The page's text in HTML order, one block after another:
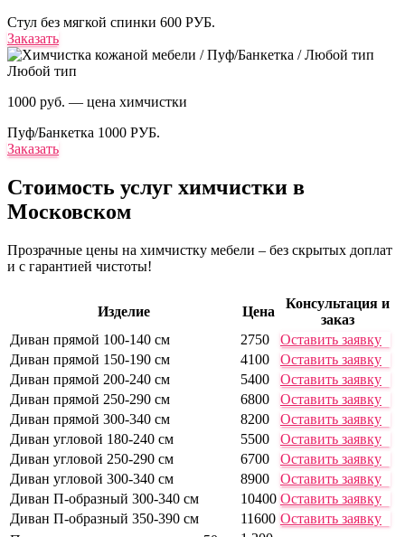
Стул без мягкой спинки 600 РУБ.
Заказать
Любой тип
1000 руб. — цена химчистки
Пуф/Банкетка 1000 РУБ.
Заказать
Стоимость услуг химчистки в
Московском
Прозрачные цены на химчистку мебели – без скрытых доплат
и с гарантией чистоты!
Изделие Цена
Консультация и
заказ
Диван прямой 100-140 см
2750
Оставить заявку
Диван прямой 150-190 см
4100
Оставить заявку
Диван прямой 200-240 см
5400
Оставить заявку
Диван прямой 250-290 см
6800
Оставить заявку
Диван прямой 300-340 см
8200
Оставить заявку
Диван угловой 180-240 см
5500
Оставить заявку
Диван угловой 250-290 см
6700
Оставить заявку
Диван угловой 300-340 см
8900
Оставить заявку
Диван П-образный 300-340 см
10400 Оставить заявку
Диван П-образный 350-390 см
11600 Оставить заявку